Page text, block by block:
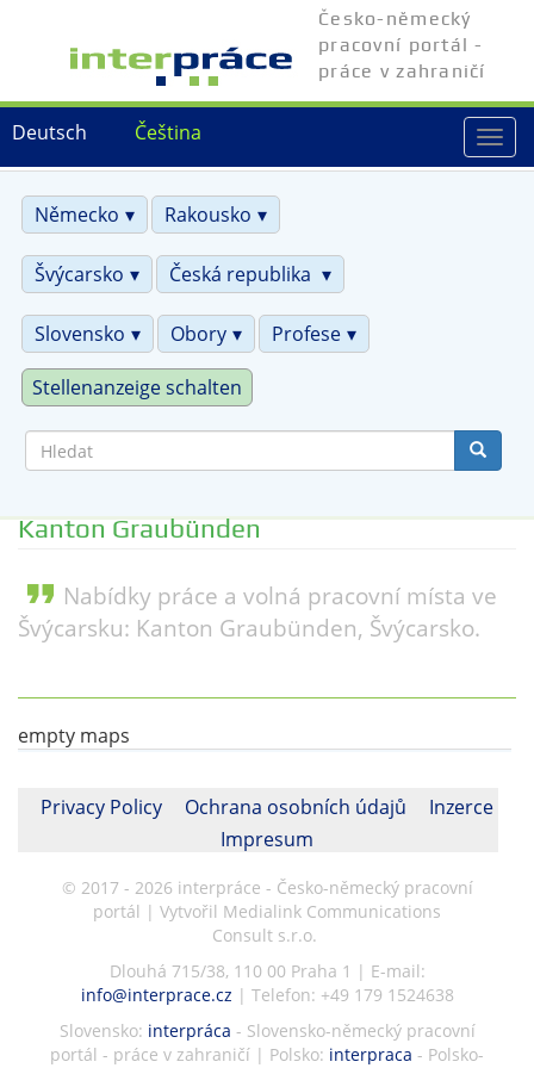
hlavnímu
Čeština
Deutsch
Česko-německý
pracovní portál -
práce v zahraničí
Německo
Rakousko
Švýcarsko Česká republika
Slovensko Obory Profese
Stellenanzeige schalten
Kanton Graubünden
format_quote Nabídky práce a volná pracovní místa ve
Švýcarsku: Kanton Graubünden, Švýcarsko.
empty maps
Privacy Policy Ochrana osobních údajů
Inzerce
Impresum
© 2017 - 2026 interpráce - Česko-německý pracovní
portál | Vytvořil Medialink Communications
Consult s.r.o.
Dlouhá 715/38, 110 00 Praha 1 | E-mail:
info@interprace.cz | Telefon: +49 179 1524638
Slovensko: interpráca - Slovensko-německý pracovní
portál - práce v zahraničí | Polsko: interpraca - Polsko-